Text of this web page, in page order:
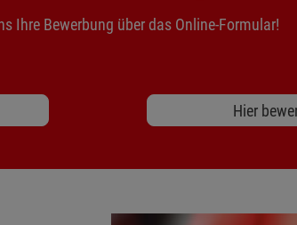
Ihre Bewerbung über das Online-Formular!
Hier